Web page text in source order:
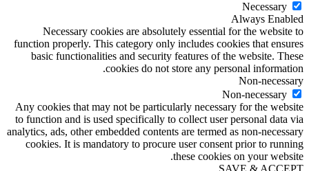
Necessary
Always Enabled
Necessary cookies are absolutely essential for the website to
function properly. This category only includes cookies that ensures
basic functionalities and security features of the website. These
cookies do not store any personal information.
Non-necessary
Non-necessary
Any cookies that may not be particularly necessary for the website
to function and is used specifically to collect user personal data via
analytics, ads, other embedded contents are termed as non-necessary
cookies. It is mandatory to procure user consent prior to running
these cookies on your website.
SAVE & ACCEPT